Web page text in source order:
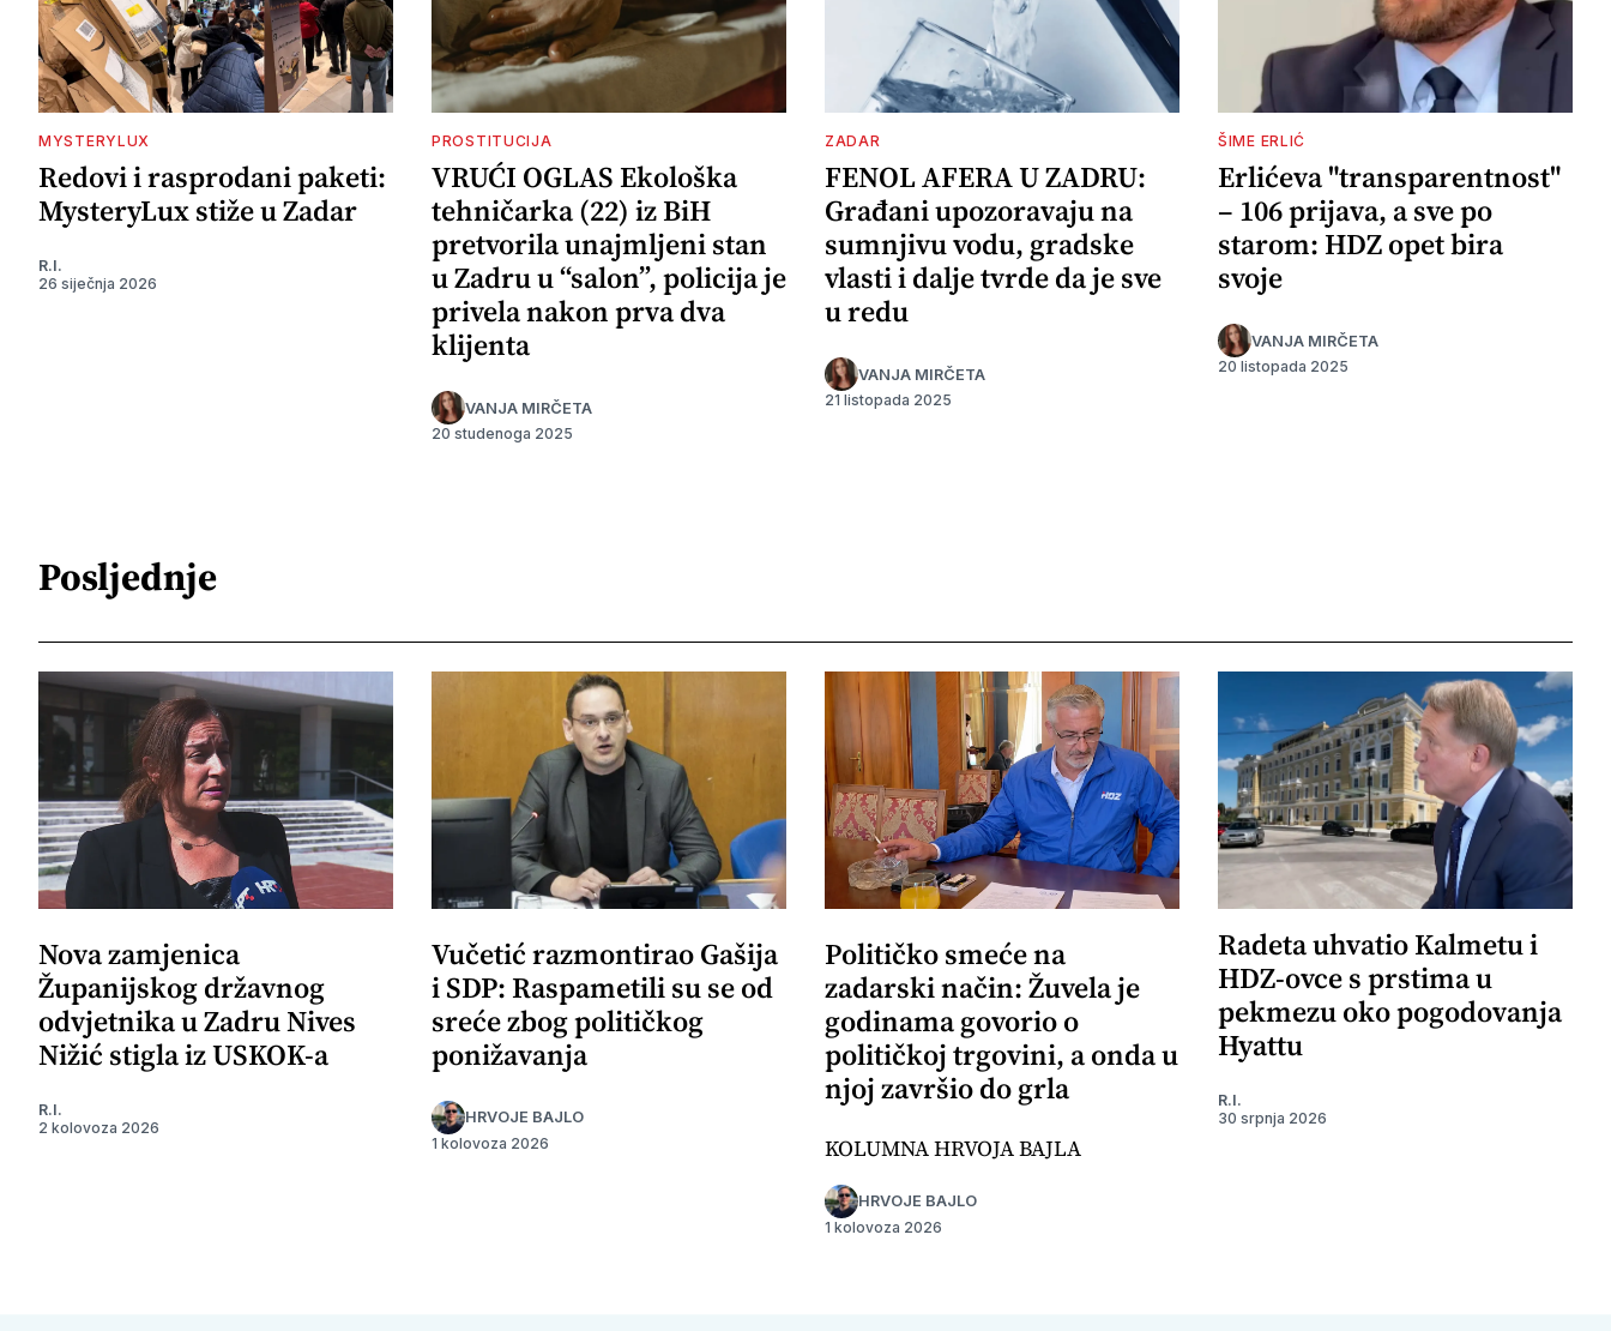
MYSTERYLUX
Redovi i rasprodani paketi:
MysteryLux stiže u Zadar
R.I.
26 siječnja 2026
PROSTITUCIJA
VRUĆI OGLAS Ekološka
tehničarka (22) iz BiH
pretvorila unajmljeni stan
u Zadru u “salon”, policija je
privela nakon prva dva
klijenta
VANJA MIRČETA
20 studenoga 2025
ZADAR
FENOL AFERA U ZADRU:
Građani upozoravaju na
sumnjivu vodu, gradske
vlasti i dalje tvrde da je sve
u redu
VANJA MIRČETA
21 listopada 2025
ŠIME ERLIĆ
Erlićeva "transparentnost"
– 106 prijava, a sve po
starom: HDZ opet bira
svoje
VANJA MIRČETA
20 listopada 2025
Posljednje
Nova zamjenica
Županijskog državnog
odvjetnika u Zadru Nives
Nižić stigla iz USKOK-a
R.I.
2 kolovoza 2026
Vučetić razmontirao Gašija
i SDP: Raspametili su se od
sreće zbog političkog
ponižavanja
HRVOJE BAJLO
1 kolovoza 2026
Političko smeće na
zadarski način: Žuvela je
godinama govorio o
političkoj trgovini, a onda u
njoj završio do grla
KOLUMNA HRVOJA BAJLA
HRVOJE BAJLO
1 kolovoza 2026
Radeta uhvatio Kalmetu i
HDZ-ovce s prstima u
pekmezu oko pogodovanja
Hyattu
R.I.
30 srpnja 2026